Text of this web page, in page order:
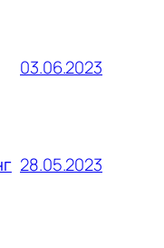
03.06.2023
28.05.2023